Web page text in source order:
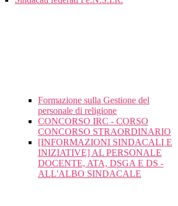
Formazione sulla Gestione del
personale di religione
CONCORSO IRC - CORSO
CONCORSO STRAORDINARIO
[INFORMAZIONI SINDACALI E
INIZIATIVE] AL PERSONALE
DOCENTE, ATA, DSGA E DS -
ALL'ALBO SINDACALE